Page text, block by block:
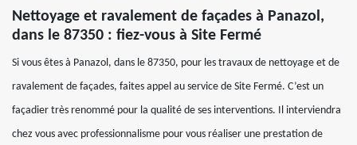
Nettoyage et ravalement de façades à Panazol,
dans le 87350 : fiez-vous à Site Fermé
Si vous êtes à Panazol, dans le 87350, pour les travaux de nettoyage et de
ravalement de façades, faites appel au service de Site Fermé. C’est un
façadier très renommé pour la qualité de ses interventions. Il interviendra
chez vous avec professionnalisme pour vous réaliser une prestation de